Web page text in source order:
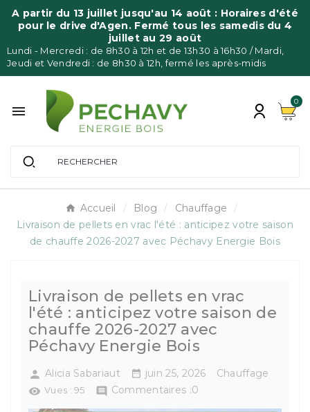
Panneau de gestion des cookies
A partir du 13 juillet jusqu'au 14 août : Horaires d'été
pour le drive d'Agen. Fermé tous les samedis du 4
juillet au 29 août
Lundi - Mercredi : de 8h30 à 12h et de 13h30 à 16h30 / Mardi,
Jeudi et Vendredi : de 8h30 à 12h, fermé les après-midis

0
Accueil Blog
Chauffage
Livraison de pellets en vrac l'été : anticipez votre saison
de chauffe 2026-2027 avec Péchavy Energie Bois
Livraison de pellets en vrac
l'été : anticipez votre saison de
chauffe 2026-2027 avec
Péchavy Energie Bois
 Alicia Sabariaut  juin 25, 2026
Chauffage
 Vues : 95  Commentaires :0